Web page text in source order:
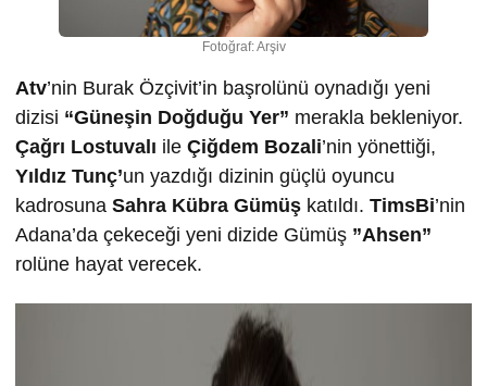
Fotoğraf: Arşiv
Atv’nin Burak Özçivit’in başrolünü oynadığı yeni
dizisi “Güneşin Doğduğu Yer” merakla bekleniyor.
Çağrı Lostuvalı ile Çiğdem Bozali’nin yönettiği,
Yıldız Tunç’un yazdığı dizinin güçlü oyuncu
kadrosuna Sahra Kübra Gümüş katıldı. TimsBi’nin
Adana’da çekeceği yeni dizide Gümüş ”Ahsen”
rolüne hayat verecek.